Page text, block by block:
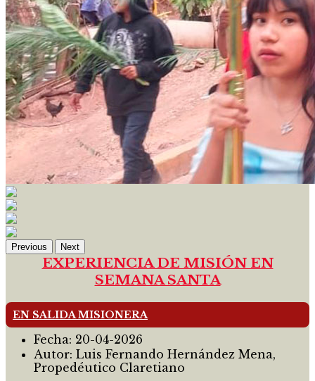
Previous Next
EXPERIENCIA DE MISIÓN EN
SEMANA SANTA
EN SALIDA MISIONERA
Fecha: 20-04-2026
Autor: Luis Fernando Hernández Mena,
Propedéutico Claretiano